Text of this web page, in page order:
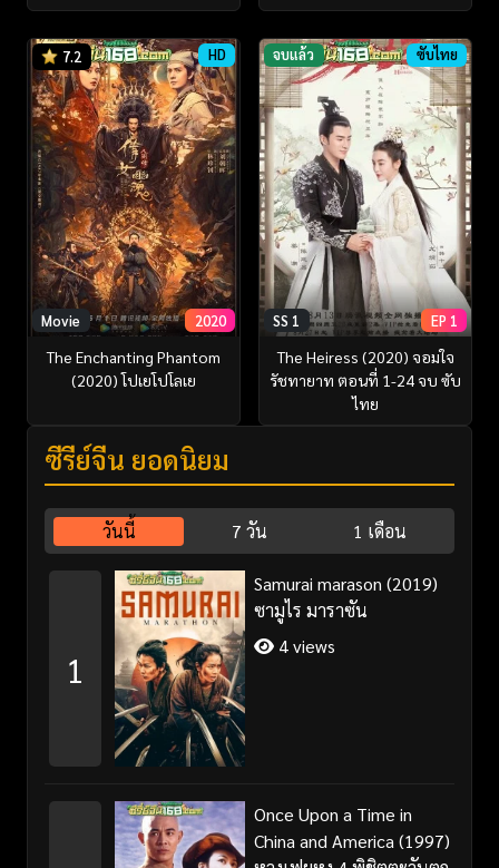
7.2 HD
Movie 2020
The Enchanting Phantom
(2020) โปเยโปโลเย
จบแล้ว ซับไทย
SS 1 EP 1
The Heiress (2020) จอมใจ
รัชทายาท ตอนที่ 1-24 จบ ซับ
ไทย
ซีรี่ย์จีน ยอดนิยม
วันนี้ 7 วัน 1 เดือน
1
Samurai marason (2019)
ซามูไร มาราซัน
4 views
Once Upon a Time in
China and America (1997)